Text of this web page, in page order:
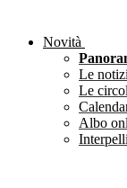
Novità
Le
Le
Albo